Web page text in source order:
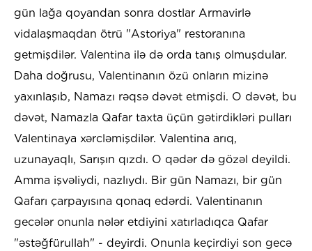
gün lağa qoyandan sonra dostlar Armavirlə
vidalaşmaqdan ötrü "Astoriya" restoranına
getmişdilər. Valentina ilə də orda tanış olmuşdular.
Daha doğrusu, Valentinanın özü onların mizinə
yaxınlaşıb, Namazı rəqsə dəvət etmişdi. O dəvət, bu
dəvət, Namazla Qafar taxta üçün gətirdikləri pulları
Valentinaya xərcləmişdilər. Valentina arıq,
uzunayaqlı, Sarışın qızdı. O qədər də gözəl deyildi.
Amma işvəliydi, nazlıydı. Bir gün Namazı, bir gün
Qafarı çarpayısına qonaq edərdi. Valentinanın
gecələr onunla nələr etdiyini xatırladıqca Qafar
"əstəğfürullah" - deyirdi. Onunla keçirdiyi son gecə